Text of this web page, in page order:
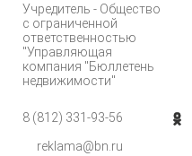
Учредитель - Общество
с ограниченной
ответственностью
"Управляющая
компания "Бюллетень
недвижимости"
8 (812) 331-93-56
reklama@bn.ru